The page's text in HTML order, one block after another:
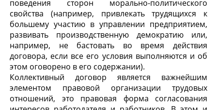
поведения сторон морально-политического
свойства (например, привлекать трудящихся к
большему участию в управлении предприятием,
развивать производственную демократию или,
например, не бастовать во время действия
договора, если все его условия выполняются и об
этом оговорено в его содержании).
Коллективный договор является важнейшим
элементом правовой организации трудовых
отношений, это правовая форма согласования